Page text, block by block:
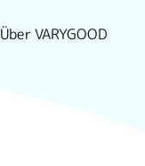
Über VARYGOOD